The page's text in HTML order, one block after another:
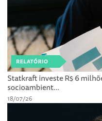
RELATÓRIO
Statkraft investe R$ 6
socioambient...
18/07/26